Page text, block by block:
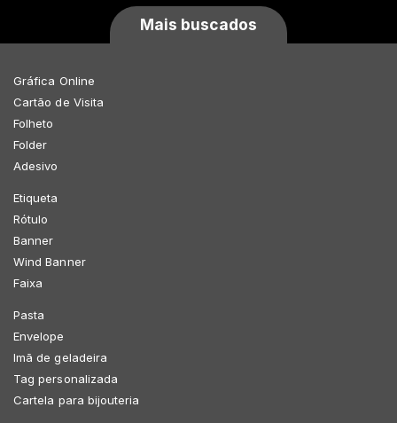
Mais buscados
Gráfica Online
Cartão de Visita
Folheto
Folder
Adesivo
Etiqueta
Rótulo
Banner
Wind Banner
Faixa
Pasta
Envelope
Imã de geladeira
Tag personalizada
Cartela para bijouteria